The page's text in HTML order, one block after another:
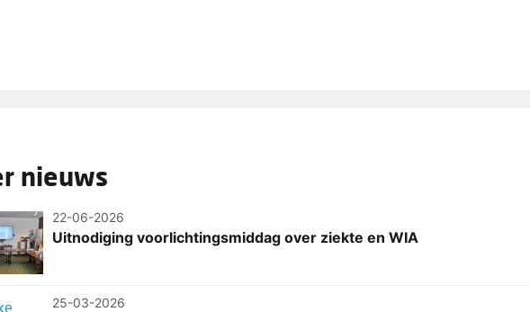
nieuws
22-06-2026
Uitnodiging voorlichtingsmiddag over ziekte en WIA
25-03-2026